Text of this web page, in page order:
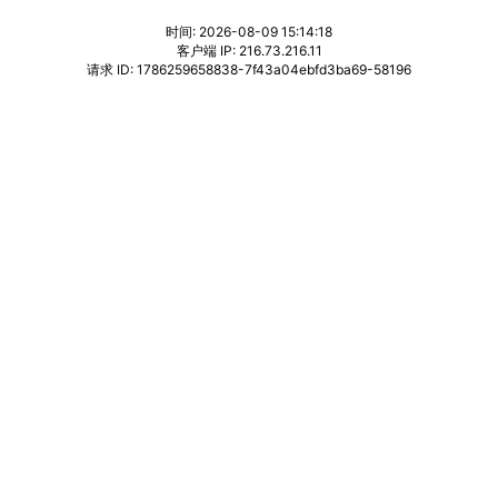
时间: 2026-08-09 15:14:18
客户端 IP: 216.73.216.11
请求 ID: 1786259658838-7f43a04ebfd3ba69-58196